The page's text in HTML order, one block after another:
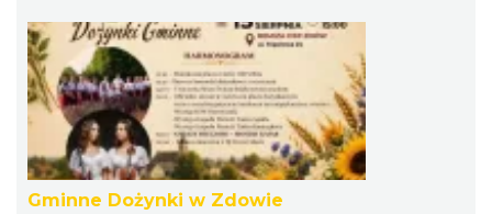
Gminne Dożynki w Zdowie